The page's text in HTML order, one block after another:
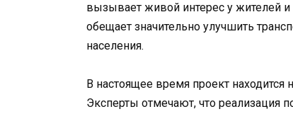
вызывает живой интерес у жителей и
обещает значительно улучшить
населения.
В настоящее время проект находится
Эксперты отмечают, что реализация